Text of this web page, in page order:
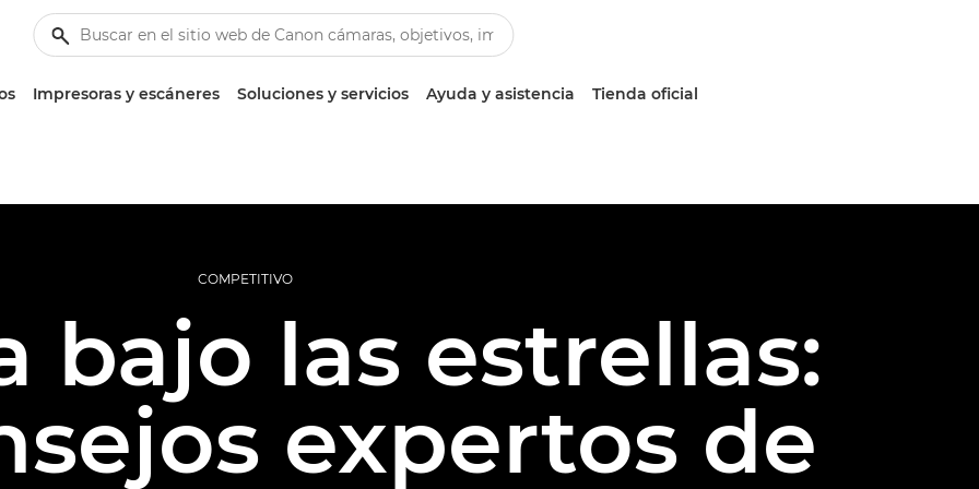
Impresoras y escáneres Soluciones y servicios Ayuda y asistencia Tienda oficial
COMPETITIVO
bajo las estrellas:
expertos de